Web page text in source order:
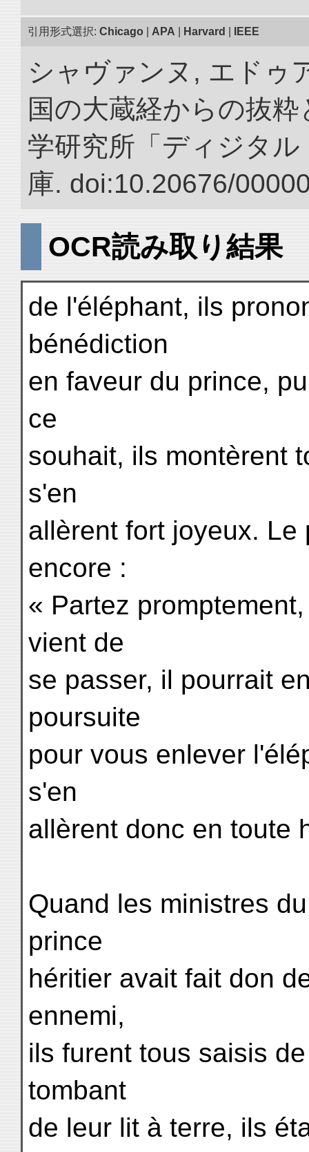
引用形式選択: Chicago APA Harvard IEEE
シャヴァンヌ, エドゥ
国の大蔵経からの抜
学研究所「ディジタ
庫. doi:10.20676/
OCR読み取り結果
de l'éléphant, ils
bénédiction
en faveur du prince,
ce
souhait, ils montèrent
s'en
allèrent fort joyeux.
encore :
« Partez
vient de
se passer, il pourrait
poursuite
pour vous enlever
s'en
allèrent donc en toute
Quand les ministres
prince
héritier avait fait don
ennemi,
ils furent tous saisis
tombant
de leur lit à terre, ils